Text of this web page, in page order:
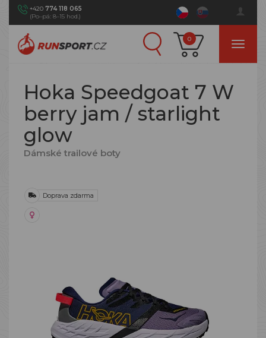
+420 774 118 065
(Po–pá: 8–15 hod.)
0
Hoka Speedgoat 7 W
berry jam / starlight
glow
Dámské trailové boty
Doprava zdarma